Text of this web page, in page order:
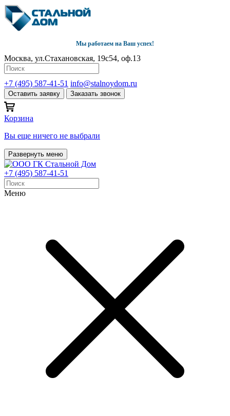
Мы работаем на Ваш успех!
Москва, ул.Стахановская, 19с54, оф.13
+7 (495) 587-41-51 info@stalnoydom.ru
Оставить заявку Заказать звонок
Корзина
Вы еще ничего не выбрали
Развернуть меню
+7 (495) 587-41-51
Меню